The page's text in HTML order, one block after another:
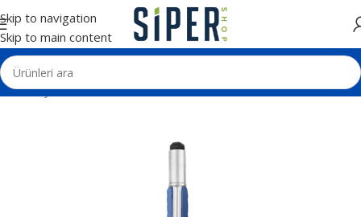
Skip to navigation
Skip to main content
Ana Sayfa Kalemler Metal Tükenmez Kalemler